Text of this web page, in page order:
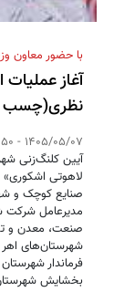
با حضور معاون
آغاز
نظری(چسب
1405/05/07 - 11:50
آیین کلنگ‌زنی
لاهوتی
صنایع کوچک و
مدیرعامل شرکت
صنعت، معدن و
شهرستان‌های
فرماندار
بخشایش